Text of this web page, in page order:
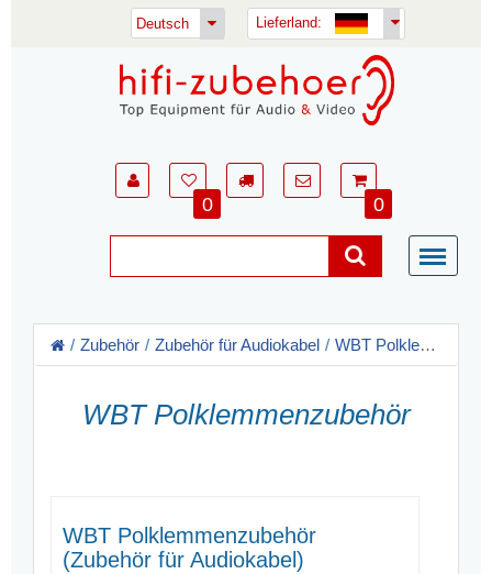
Deutsch Lieferland:
0 0
Zubehör Zubehör für Audiokabel WBT Polklemmenzubehör
WBT Polklemmenzubehör
WBT Polklemmenzubehör
(Zubehör für Audiokabel)